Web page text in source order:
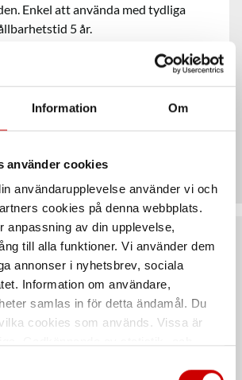
Information Om
använder cookies
användarupplevelse använder vi och
cookies på denna webbplats.
anpassning av din upplevelse,
till alla funktioner. Vi använder dem
annonser i nyhetsbrev, sociala
Information om användare,
samlas in för detta ändamål. Du
cookies som används. Vissa är
Enkel att använda med tydliga
5 år.
baserat på vald produkt